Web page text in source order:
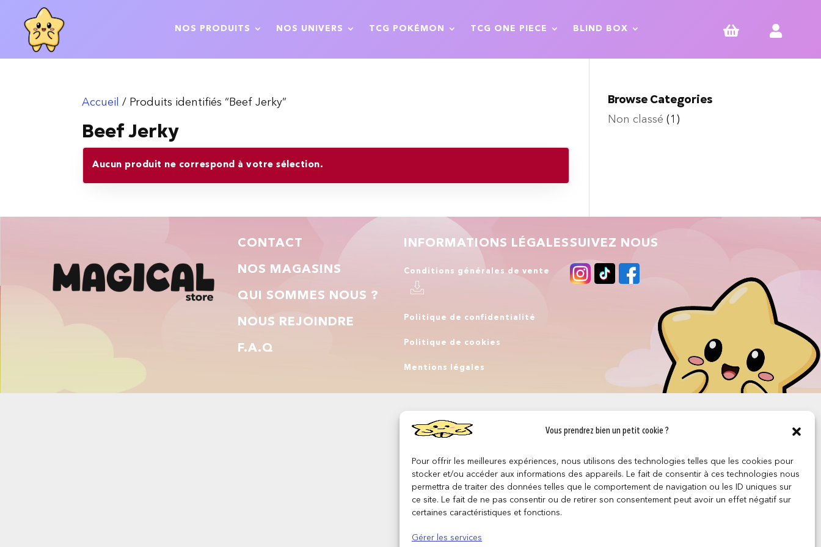
Vous prendrez bien un petit cookie ?
Pour offrir les meilleures expériences, nous utilisons des technologies telles que les cookies pour
stocker et/ou accéder aux informations des appareils. Le fait de consentir à ces technologies nous
permettra de traiter des données telles que le comportement de navigation ou les ID uniques sur
ce site. Le fait de ne pas consentir ou de retirer son consentement peut avoir un effet négatif sur
certaines caractéristiques et fonctions.
Gérer les services
NOS PRODUITS NOS UNIVERS TCG POKÉMON TCG ONE PIECE BLIND BOX  
Accueil / Produits identifiés “Beef Jerky”
Beef Jerky
Aucun produit ne correspond à votre sélection.
Browse Categories
Non classé (1)
CONTACT
NOS MAGASINS
QUI SOMMES NOUS ?
NOUS REJOINDRE
F.A.Q
INFORMATIONS LÉGALES
Conditions générales de vente
Politique de confidentialité
Politique de cookies
Mentions légales
SUIVEZ NOUS